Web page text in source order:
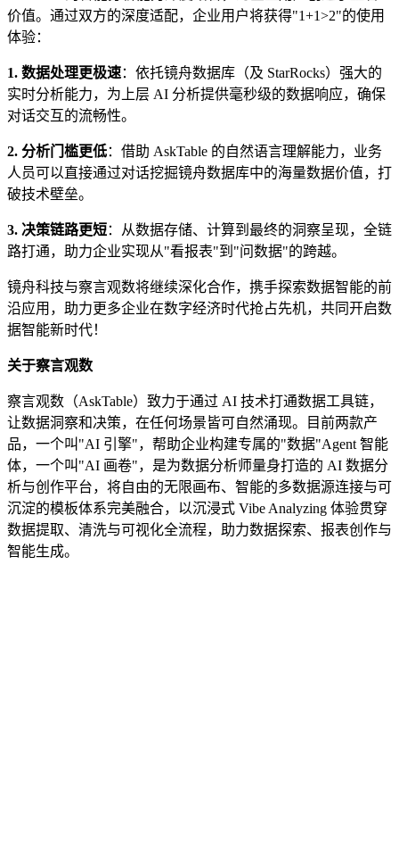
价值。通过双方的深度适配，企业用户将获得"1+1>2"的使用
体验：
1. 数据处理更极速：依托镜舟数据库（及 StarRocks）强大的
实时分析能力，为上层 AI 分析提供毫秒级的数据响应，确保
对话交互的流畅性。
2. 分析门槛更低：借助 AskTable 的自然语言理解能力，业务
人员可以直接通过对话挖掘镜舟数据库中的海量数据价值，打
破技术壁垒。
3. 决策链路更短：从数据存储、计算到最终的洞察呈现，全链
路打通，助力企业实现从"看报表"到"问数据"的跨越。
镜舟科技与察言观数将继续深化合作，携手探索数据智能的前
沿应用，助力更多企业在数字经济时代抢占先机，共同开启数
据智能新时代！
关于察言观数
察言观数（AskTable）致力于通过 AI 技术打通数据工具链，
让数据洞察和决策，在任何场景皆可自然涌现。目前两款产
品，一个叫"AI 引擎"，帮助企业构建专属的"数据"Agent 智能
体，一个叫"AI 画卷"，是为数据分析师量身打造的 AI 数据分
析与创作平台，将自由的无限画布、智能的多数据源连接与可
沉淀的模板体系完美融合，以沉浸式 Vibe Analyzing 体验贯穿
数据提取、清洗与可视化全流程，助力数据探索、报表创作与
智能生成。